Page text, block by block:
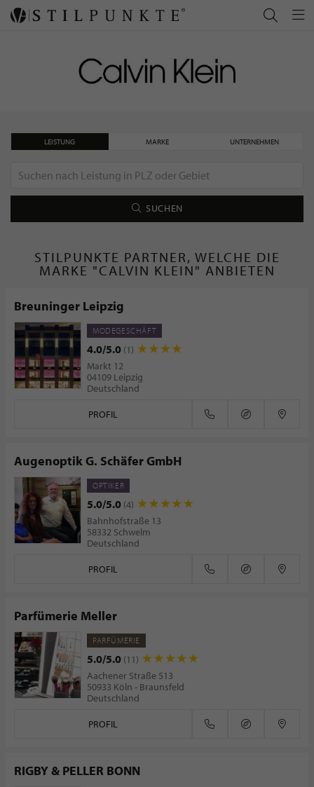
LEISTUNG MARKE UNTERNEHMEN
SUCHEN
STILPUNKTE PARTNER, WELCHE DIE
MARKE "CALVIN KLEIN" ANBIETEN
Breuninger Leipzig
MODEGESCHÄFT
4.0/5.0 (1)
Markt 12
04109 Leipzig
Deutschland
PROFIL
Augenoptik G. Schäfer GmbH
OPTIKER
5.0/5.0 (4)
Bahnhofstraße 13
58332 Schwelm
Deutschland
PROFIL
Parfümerie Meller
PARFÜMERIE
5.0/5.0 (11)
Aachener Straße 513
50933 Köln - Braunsfeld
Deutschland
PROFIL
RIGBY & PELLER BONN